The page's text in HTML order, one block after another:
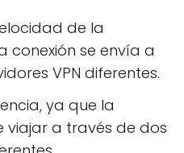
de la
conexión se envía a
VPN diferentes.
ya que la
viajar a través de dos